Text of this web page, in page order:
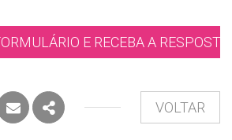
E RECEBA A
E-MAILPARTILHAR
VOLTAR